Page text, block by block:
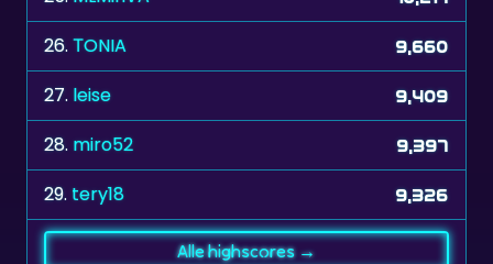
26.ΤONIA 9,660
27. leise 9,409
28. miro52 9,397
29.tery18 9,326
Alle highscores →